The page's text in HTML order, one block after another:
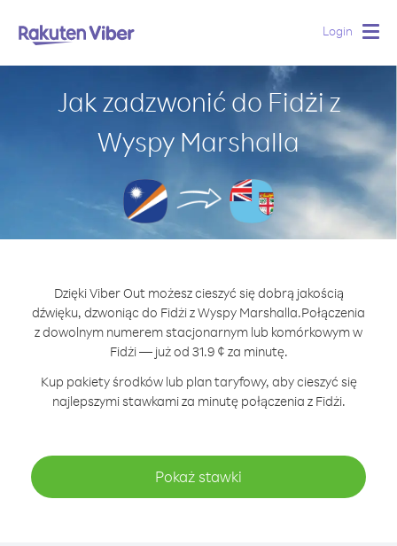
Login
Jak zadzwonić do Fidżi z
Wyspy Marshalla
Dzięki Viber Out możesz cieszyć się dobrą jakością
dźwięku, dzwoniąc do Fidżi z Wyspy Marshalla.Połączenia
z dowolnym numerem stacjonarnym lub komórkowym w
Fidżi — już od 31.9 ¢ za minutę.
Kup pakiety środków lub plan taryfowy, aby cieszyć się
najlepszymi stawkami za minutę połączenia z Fidżi.
Pokaż stawki